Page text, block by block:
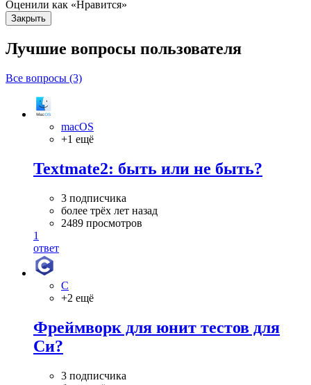
Оценили как «Нравится»
Закрыть
Лучшие вопросы пользователя
Все вопросы (3)
macOS
+1 ещё
Textmate2: быть или не быть?
3 подписчика
более трёх лет назад
2489 просмотров
1
ответ
C
+2 ещё
Фреймворк для юнит тестов для
Си?
3 подписчика